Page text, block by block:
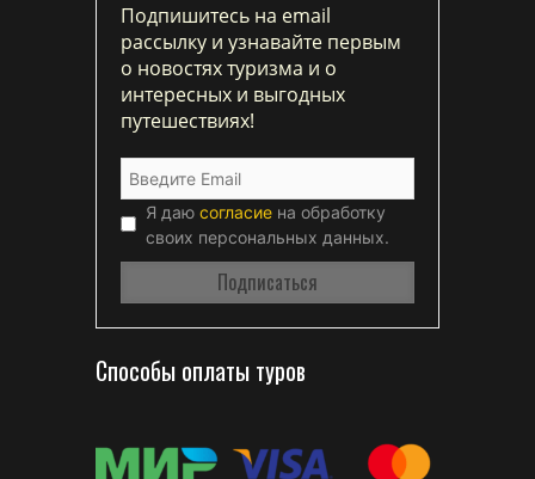
Подпишитесь на email
рассылку и узнавайте первым
о новостях туризма и о
интересных и выгодных
путешествиях!
Я даю согласие на обработку
своих персональных данных.
Способы оплаты туров